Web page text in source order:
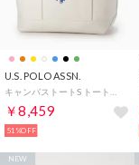
U.S. POLO ASSN.
￥8,459
51%OFF
NEW